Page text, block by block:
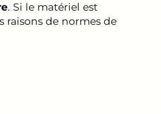
. Si le matériel est
de normes de